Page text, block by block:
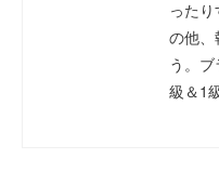
った
の他
う。
級＆1